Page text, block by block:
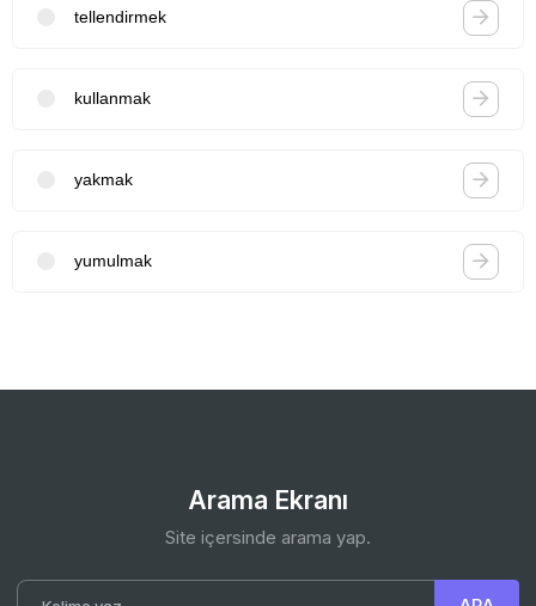
tellendirmek
kullanmak
yakmak
yumulmak
Arama Ekranı
Site içersinde arama yap.